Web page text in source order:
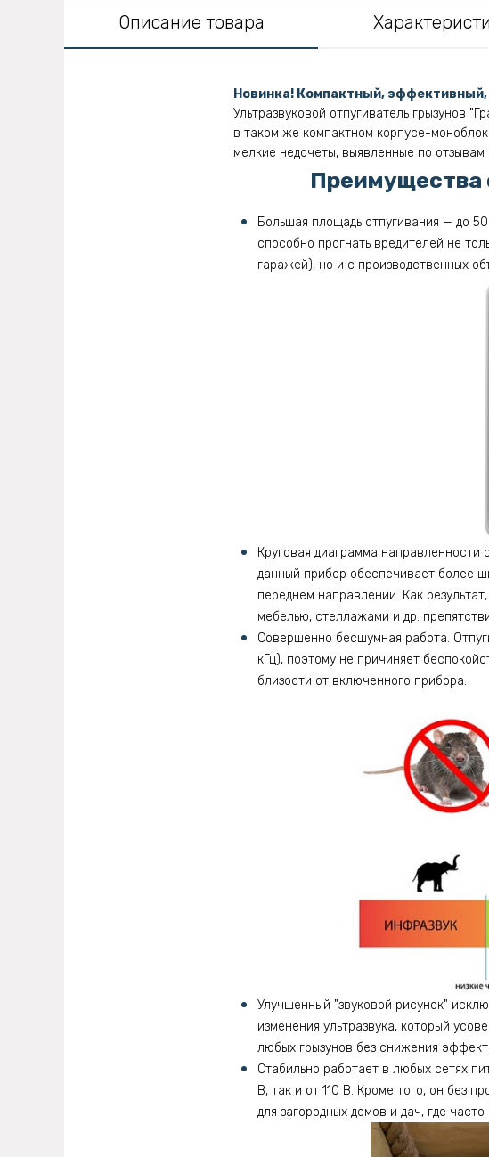
Описание товара
Новинка! Компактный,
Ультразвуковой отпугиватель грызунов
в таком же компактном корпусе-
мелкие недочеты, выявленные по отзывам
Преимущества
Большая площадь отпугивания — до
способно прогнать вредителей не
гаражей), но и с производственных
Круговая диаграмма направленности
данный прибор обеспечивает более
переднем направлении. Как
мебелью, стеллажами и др.
Совершенно бесшумная работа.
кГц), поэтому не причиняет
близости от включенного прибора.
Улучшенный "звуковой рисунок"
изменения ультразвука, который
любых грызунов без снижения
Стабильно работает в любых сетях
В, так и от 110 В. Кроме того, он без
для загородных домов и дач, где